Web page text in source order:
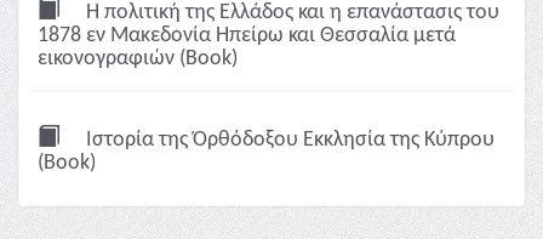
Η πολιτική της Ελλάδος και η επανάστασις του
1878 εν Μακεδονία Ηπείρω και Θεσσαλία μετά
εικονογραφιών (Book)
Ιστορία της Όρθόδοξου Εκκλησία της Κύπρου
(Book)